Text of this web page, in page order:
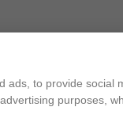
ads, to provide social
purposes,